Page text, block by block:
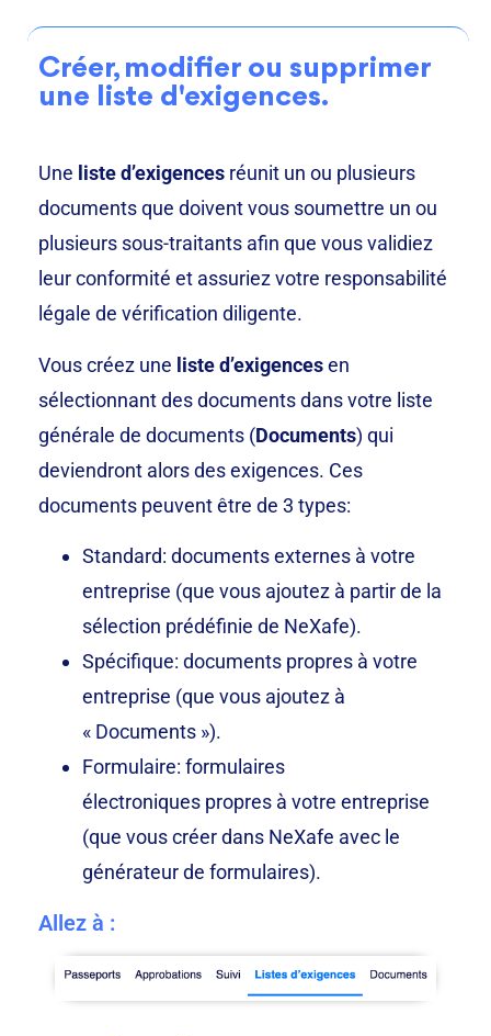
Créer, modifier ou supprimer
une liste d'exigences.
Une liste d’exigences réunit un ou plusieurs
documents que doivent vous soumettre un ou
plusieurs sous-traitants afin que vous validiez
leur conformité et assuriez votre responsabilité
légale de vérification diligente.
Vous créez une liste d’exigencesen
sélectionnant des documents dans votre liste
générale de documents (Documents) qui
deviendront alors des exigences. Ces
documents peuvent être de 3 types:
Standard: documents externes à votre
entreprise (que vous ajoutez à partir de la
sélection prédéfinie de NeXafe).
Spécifique: documents propres à votre
entreprise (que vous ajoutez à
« Documents »).
Formulaire: formulaires
électroniques propres à votre entreprise
(que vous créer dans NeXafe avec le
générateur de formulaires).
Allez à :